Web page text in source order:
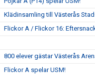
Klädinsamling till Västerås
Flickor A / Flickor 16:
800 elever gästar Västerås
Flickor A spelar USM!